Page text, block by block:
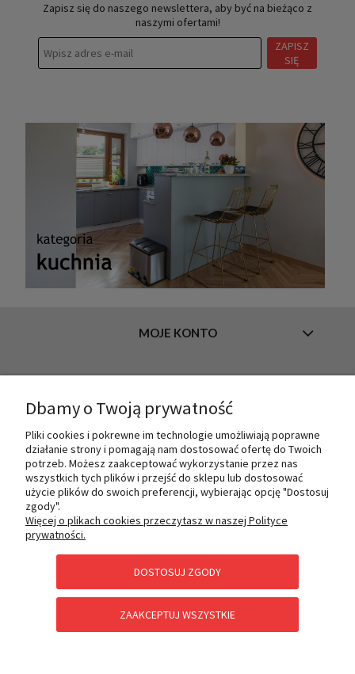
Zapisz się do naszego newslettera, aby być na bieżąco z
naszymi ofertami!
ZAPISZ
SIĘ
MOJE KONTO
O NAS
PŁATNOŚCI I DOSTAWA
POMOC
Dbamy o Twoją prywatność
Pliki cookies i pokrewne im technologie umożliwiają poprawne
działanie strony i pomagają nam dostosować ofertę do Twoich
potrzeb. Możesz zaakceptować wykorzystanie przez nas
wszystkich tych plików i przejść do sklepu lub dostosować
użycie plików do swoich preferencji, wybierając opcję "Dostosuj
zgody".
Więcej o plikach cookies przeczytasz w naszej Polityce
prywatności.
DOSTOSUJ ZGODY
ZAAKCEPTUJ WSZYSTKIE